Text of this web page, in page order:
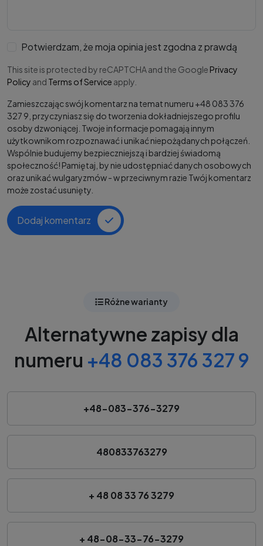
Potwierdzam, że moja opinia jest zgodna z prawdą
This site is protected by reCAPTCHA and the Google Privacy
Policy and Terms of Service apply.
Zamieszczając swój komentarz na temat numeru +48 083 376
327 9, przyczyniasz się do tworzenia dokładniejszego profilu
osoby dzwoniącej. Twoje informacje pomagają innym
użytkownikom rozpoznawać i unikać niepożądanych połączeń.
Wspólnie budujemy bezpieczniejszą i bardziej świadomą
społeczność! Pamiętaj, by nie udostępniać danych osobowych
oraz unikać wulgaryzmów - w przeciwnym razie Twój komentarz
może zostać usunięty.
Dodaj komentarz
Różne warianty
Alternatywne zapisy dla
numeru +48 083 376 327 9
+48-083-376-3279
480833763279
+ 48 08 33 76 3279
+ 48-08-33-76-3279